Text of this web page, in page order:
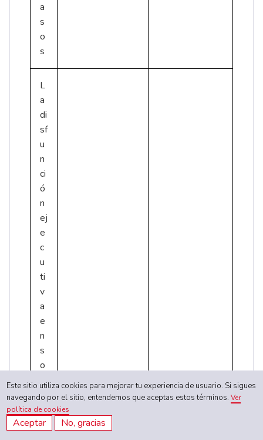
a
s
o
s
L
a
di
sf
u
n
ci
ó
n
ej
e
c
u
ti
v
a
e
n
s
o
b
r
e
vi
Este sitio utiliza cookies para mejorar tu experiencia de usuario. Si sigues
navegando por el sitio, entendemos que aceptas estos términos.Ver
política de cookies
Aceptar No, gracias